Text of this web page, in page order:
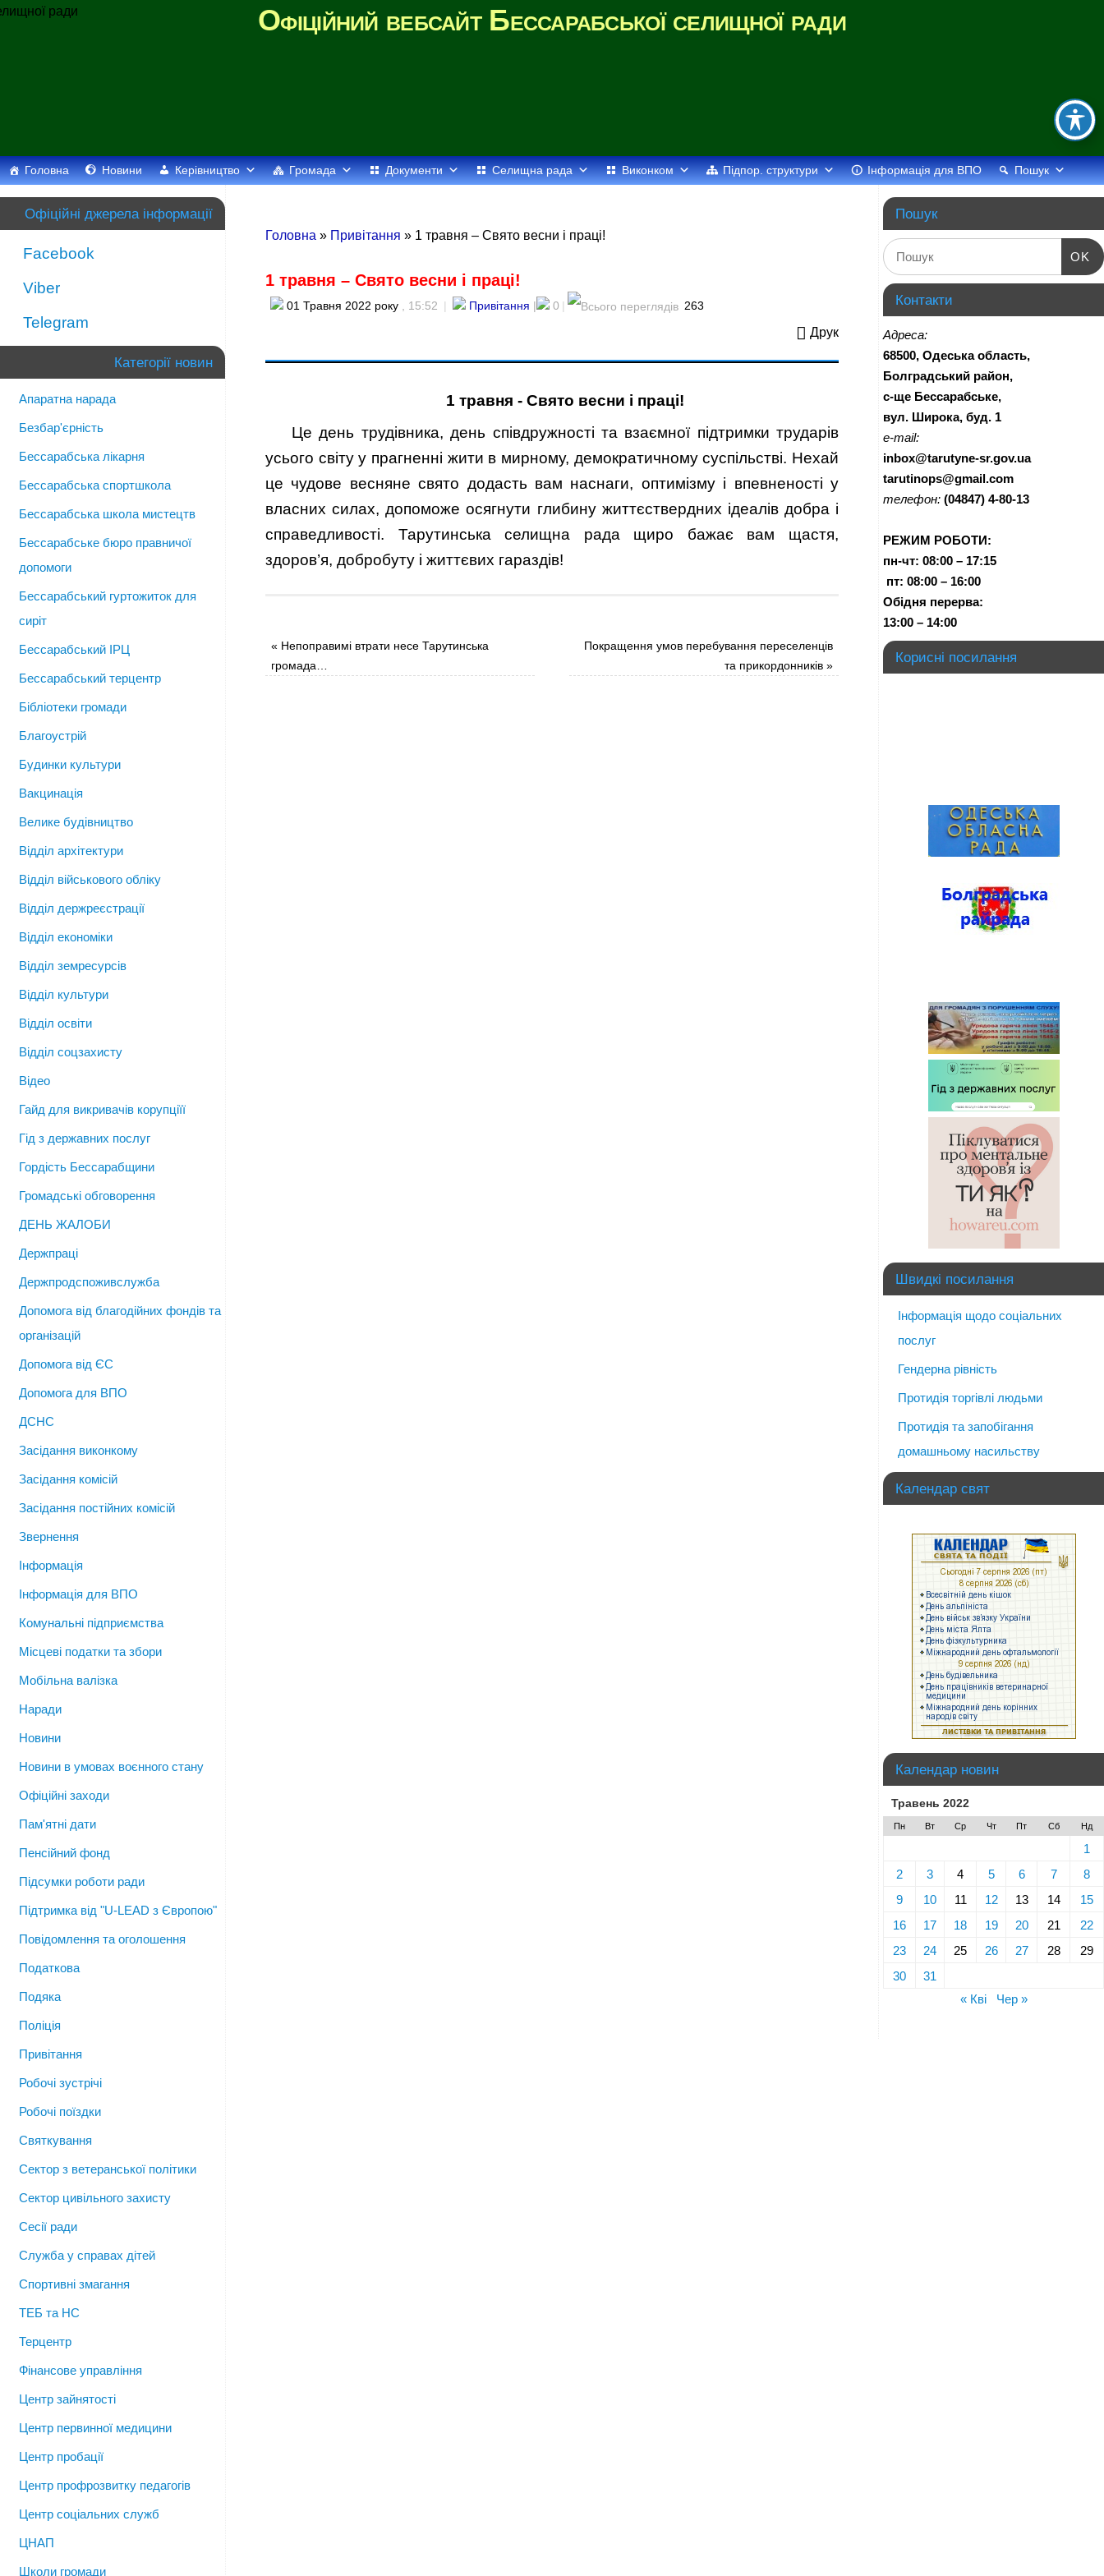
Офіційний вебсайт Бессарабської селищної ради
Головна Новини Керівництво Громада Документи Селищна рада Виконком Підпор. структури Інформація для ВПО Пошук
Головна » Привітання » 1 травня – Свято весни і праці!
1 травня – Свято весни і праці!
01 Травня 2022 року , 15:52 | Привітання | 0 | 263
Друк
1 травня - Свято весни і праці!
Це день трудівника, день співдружності та взаємної підтримки трударів
усього світу у прагненні жити в мирному, демократичному суспільстві. Нехай
це чудове весняне свято додасть вам наснаги, оптимізму і впевненості у
власних силах, допоможе осягнути глибину життєствердних ідеалів добра і
справедливості. Тарутинська селищна рада щиро бажає вам щастя,
здоров’я, добробуту і життєвих гараздів!
« Непоправимі втрати несе Тарутинська
громада…
Покращення умов перебування переселенців
та прикордонників»
Офіційні джерела інформації
Facebook
Viber
Telegram
Категорії новин
Апаратна нарада
Безбар'єрність
Бессарабська лікарня
Бессарабська спортшкола
Бессарабська школа мистецтв
Бессарабське бюро правничої
допомоги
Бессарабський гуртожиток для
сиріт
Бессарабський ІРЦ
Бессарабський терцентр
Бібліотеки громади
Благоустрій
Будинки культури
Вакцинація
Велике будівництво
Відділ архітектури
Відділ військового обліку
Відділ держреєстрації
Відділ економіки
Відділ земресурсів
Відділ культури
Відділ освіти
Відділ соцзахисту
Відео
Гайд для викривачів корупціїї
Гід з державних послуг
Гордість Бессарабщини
Громадські обговорення
ДЕНЬ ЖАЛОБИ
Держпраці
Держпродспоживслужба
Допомога від благодійних фондів та
організацій
Допомога від ЄС
Допомога для ВПО
ДСНС
Засідання виконкому
Засідання комісій
Засідання постійних комісій
Звернення
Інформація
Інформація для ВПО
Комунальні підприємства
Місцеві податки та збори
Мобільна валізка
Наради
Новини
Новини в умовах воєнного стану
Офіційні заходи
Пам'ятні дати
Пенсійний фонд
Підсумки роботи ради
Підтримка від "U-LEAD з Європою"
Повідомлення та оголошення
Податкова
Подяка
Поліція
Привітання
Робочі зустрічі
Робочі поїздки
Святкування
Сектор з ветеранської політики
Сектор цивільного захисту
Сесії ради
Служба у справах дітей
Спортивні змагання
ТЕБ та НС
Терцентр
Фінансове управління
Центр зайнятості
Центр первинної медицини
Центр пробації
Центр профрозвитку педагогів
Центр соціальних служб
ЦНАП
Школи громади
Пошук
OK
Контакти
Адреса:
68500, Одеська область,
Болградський район,
с-ще Бессарабське,
вул. Широка, буд. 1
e-mail:
inbox@tarutyne-sr.gov.ua
tarutinops@gmail.com
телефон: (04847) 4-80-13
РЕЖИМ РОБОТИ:
пн-чт: 08:00 – 17:15
пт: 08:00 – 16:00
Обідня перерва:
13:00 – 14:00
Корисні посилання
Швидкі посилання
Інформація щодо соціальних
послуг
Гендерна рівність
Протидія торгівлі людьми
Протидія та запобігання
домашньому насильству
Календар свят
Календар новин
Травень 2022
Пн Вт Ср Чт Пт Сб Нд
1
2
3 4 5 6 7
8
9
10 11 12 13 14
15
16
17 18 19 20 21
22
23
24 25 26 27 28
29
30
31
« Кві
Чер »